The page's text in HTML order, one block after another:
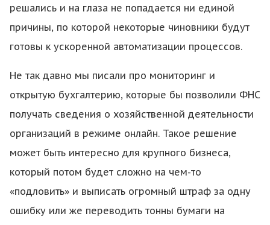
решались и на глаза не попадается ни единой
причины, по которой некоторые чиновники будут
готовы к ускоренной автоматизации процессов.
Не так давно мы писали про мониторинг и
открытую бухгалтерию, которые бы позволили ФНС
получать сведения о хозяйственной деятельности
организаций в режиме онлайн. Такое решение
может быть интересно для крупного бизнеса,
который потом будет сложно на чем-то
«подловить» и выписать огромный штраф за одну
ошибку или же переводить тонны бумаги на